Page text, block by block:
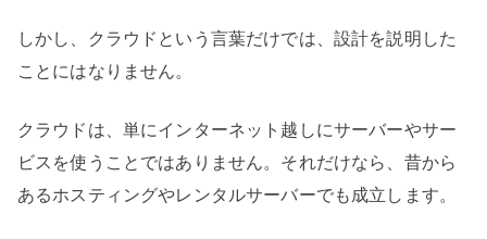
しかし、クラウドという言葉だけでは、設計を説明した
ことにはなりません。
クラウドは、単にインターネット越しにサーバーやサー
ビスを使うことではありません。それだけなら、昔から
あるホスティングやレンタルサーバーでも成立します。